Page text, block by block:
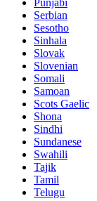
Punjabi
Serbian
Sesotho
Sinhala
Slovak
Slovenian
Somali
Samoan
Scots Gaelic
Shona
Sindhi
Sundanese
Swahili
Tajik
Tamil
Telugu